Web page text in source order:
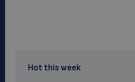
Hot this week